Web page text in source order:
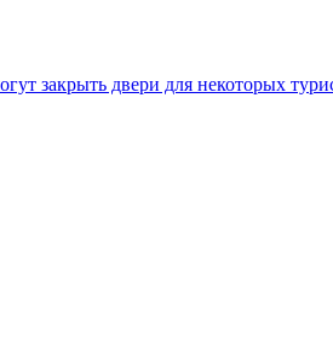
закрыть двери для некоторых